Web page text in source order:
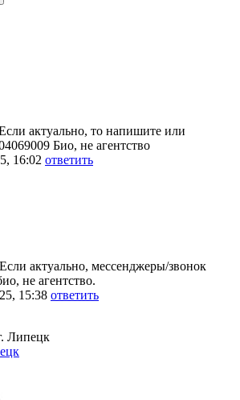
актуально, то напишите или
Био, не агентство
16:02 ответить
актуально, мессенджеры/звонок
не агентство.
15:38 ответить
Липецк